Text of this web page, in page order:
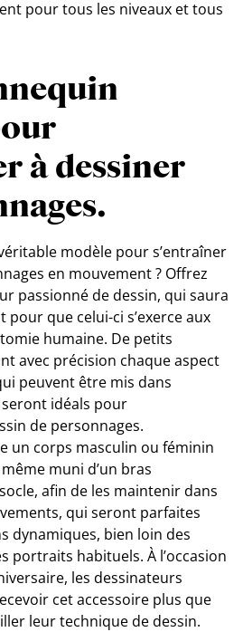
pour tous les niveaux et tous
à dessiner
modèle pour s’entraîner
en mouvement ? Offrez
passionné de dessin, qui saura
que celui-ci s’exerce aux
humaine. De petits
avec précision chaque aspect
peuvent être mis dans
idéals pour
de personnages.
un corps masculin ou féminin
muni d’un bras
afin de les maintenir dans
qui seront parfaites
dynamiques, bien loin des
portraits habituels. À l’occasion
les dessinateurs
cet accessoire plus que
leur technique de dessin.